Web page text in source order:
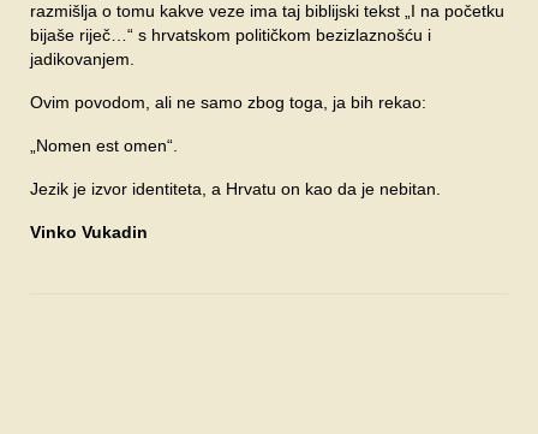
razmišlja o tomu kakve veze ima taj biblijski tekst „I na početku
bijaše riječ…“ s hrvatskom političkom bezizlaznošću i
jadikovanjem.
Ovim povodom, ali ne samo zbog toga, ja bih rekao:
„Nomen est omen“.
Jezik je izvor identiteta, a Hrvatu on kao da je nebitan.
Vinko Vukadin